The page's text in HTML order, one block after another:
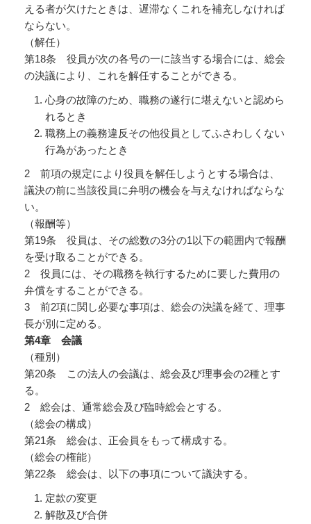
える者が欠けたときは、遅滞なくこれを補充しなければ
ならない。
（解任）
第18条 役員が次の各号の一に該当する場合には、総会
の決議により、これを解任することができる。
心身の故障のため、職務の遂行に堪えないと認めら
れるとき
職務上の義務違反その他役員としてふさわしくない
行為があったとき
2 前項の規定により役員を解任しようとする場合は、
議決の前に当該役員に弁明の機会を与えなければならな
い。
（報酬等）
第19条 役員は、その総数の3分の1以下の範囲内で報酬
を受け取ることができる。
2 役員には、その職務を執行するために要した費用の
弁償をすることができる。
3 前2項に関し必要な事項は、総会の決議を経て、理事
長が別に定める。
第4章 会議
（種別）
第20条 この法人の会議は、総会及び理事会の2種とす
る。
2 総会は、通常総会及び臨時総会とする。
（総会の構成）
第21条 総会は、正会員をもって構成する。
（総会の権能）
第22条 総会は、以下の事項について議決する。
定款の変更
解散及び合併